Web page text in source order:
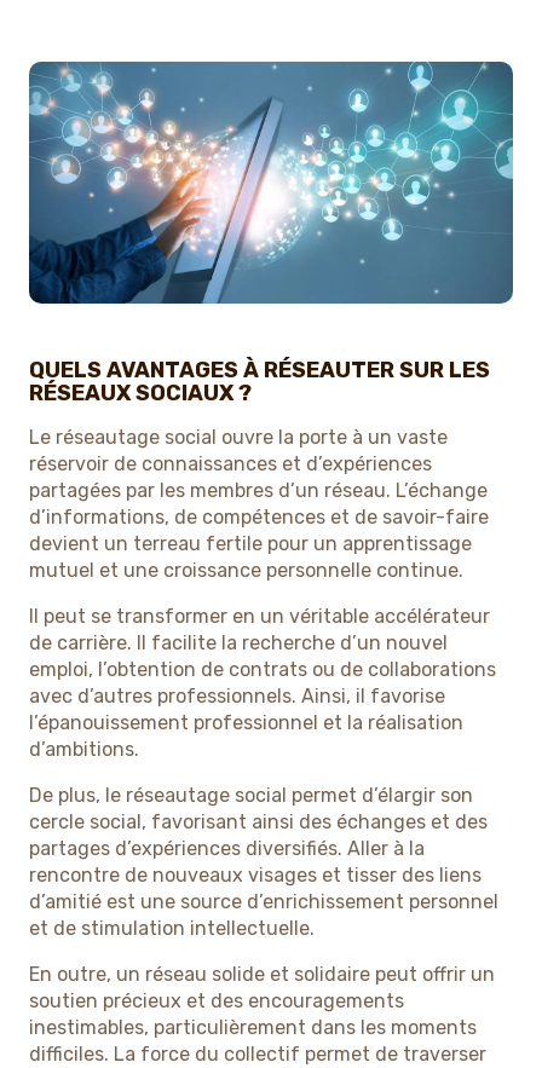
QUELS AVANTAGES À RÉSEAUTER SUR LES
RÉSEAUX SOCIAUX ?
Le réseautage social ouvre la porte à un vaste
réservoir de connaissances et d’expériences
partagées par les membres d’un réseau. L’échange
d’informations, de compétences et de savoir-faire
devient un terreau fertile pour un apprentissage
mutuel et une croissance personnelle continue.
Il peut se transformer en un véritable accélérateur
de carrière. Il facilite la recherche d’un nouvel
emploi, l’obtention de contrats ou de collaborations
avec d’autres professionnels. Ainsi, il favorise
l’épanouissement professionnel et la réalisation
d’ambitions.
De plus, le réseautage social permet d’élargir son
cercle social, favorisant ainsi des échanges et des
partages d’expériences diversifiés. Aller à la
rencontre de nouveaux visages et tisser des liens
d’amitié est une source d’enrichissement personnel
et de stimulation intellectuelle.
En outre, un réseau solide et solidaire peut offrir un
soutien précieux et des encouragements
inestimables, particulièrement dans les moments
difficiles. La force du collectif permet de traverser